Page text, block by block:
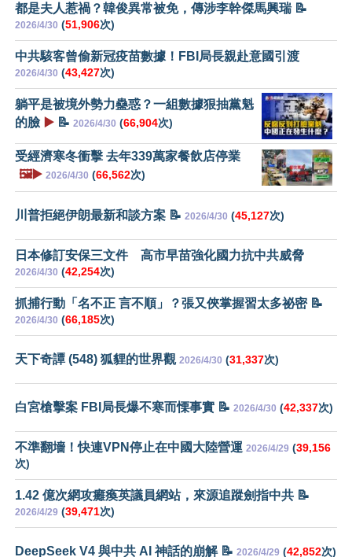
都是夫人惹禍？韓俊異常被免，傳涉李幹傑馬興瑞 📝
2026/4/30 (51,906次)
中共駭客曾偷新冠疫苗數據！FBI局長親赴意國引渡
2026/4/30 (43,427次)
躺平是被境外勢力蠱惑？一組數據狠抽黨魁
的臉 ▶️ 📝 2026/4/30 (66,904次)
受經濟寒冬衝擊 去年339萬家餐飲店停業
🖼️▶️ 2026/4/30 (66,562次)
川普拒絕伊朗最新和談方案 📝 2026/4/30 (45,127次)
日本修訂安保三文件 高市早苗強化國力抗中共威脅
2026/4/30 (42,254次)
抓捕行動「名不正 言不順」？張又俠掌握習太多祕密 📝
2026/4/30 (66,185次)
天下奇譚 (548) 狐貍的世界觀 2026/4/30 (31,337次)
白宮槍擊案 FBI局長爆不寒而慄事實 📝 2026/4/30 (42,337次)
不準翻墻！快連VPN停止在中國大陸營運 2026/4/29 (39,156
次)
1.42 億次網攻癱瘓英議員網站，來源追蹤劍指中共 📝
2026/4/29 (39,471次)
DeepSeek V4 與中共 AI 神話的崩解 📝 2026/4/29 (42,852次)